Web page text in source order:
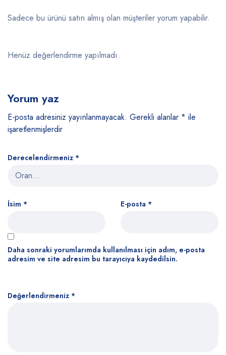
Sadece bu ürünü satın almış olan müşteriler yorum yapabilir.
Henüz değerlendirme yapılmadı.
Yorum yaz
E-posta adresiniz yayınlanmayacak. Gerekli alanlar * ile
işaretlenmişlerdir
Derecelendirmeniz *
Değerlendirmeniz *
İsim * E-posta *
Daha sonraki yorumlarımda kullanılması için adım, e-posta
adresim ve site adresim bu tarayıcıya kaydedilsin.